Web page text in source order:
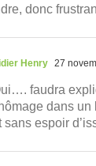
donc
Henry 27
faudra
dans un
sans espoir